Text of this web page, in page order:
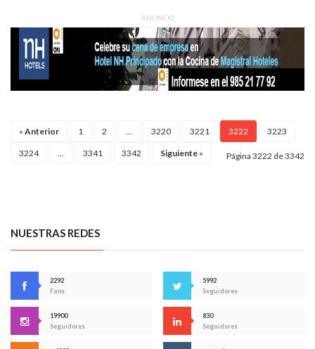
ANUNCIO
« Anterior 1 2 3220 3221 3222 3223
3224 3341 3342 Siguiente » Página 3222 de 3342
NUESTRAS REDES
2292
Fans
5992
Seguidores
19900
Seguidores
830
Seguidores